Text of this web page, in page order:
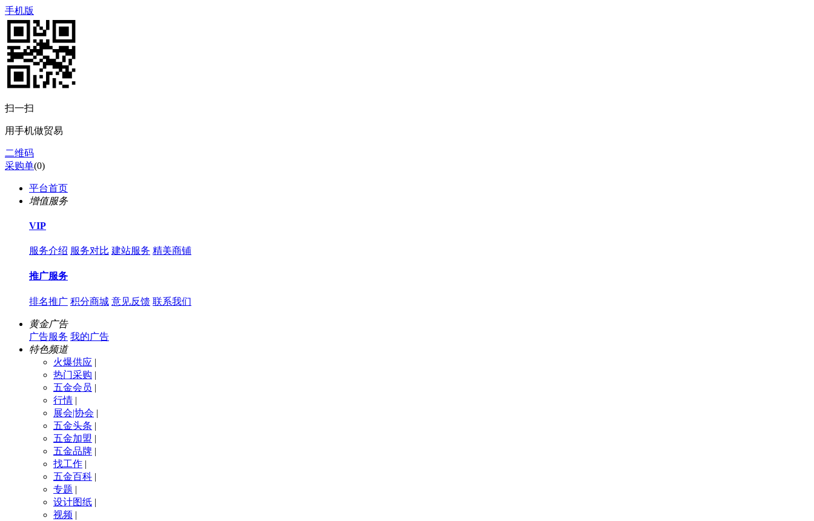
手机版
扫一扫
用手机做贸易
二维码
采购单(0)
平台首页
增值服务
VIP
服务介绍 服务对比 建站服务 精美商铺
推广服务
排名推广 积分商城 意见反馈 联系我们
黄金广告
广告服务 我的广告
特色频道
火爆供应 |
热门采购 |
五金会员 |
行情 |
展会|协会 |
五金头条 |
五金加盟 |
五金品牌 |
找工作 |
五金百科 |
专题 |
设计图纸 |
视频 |